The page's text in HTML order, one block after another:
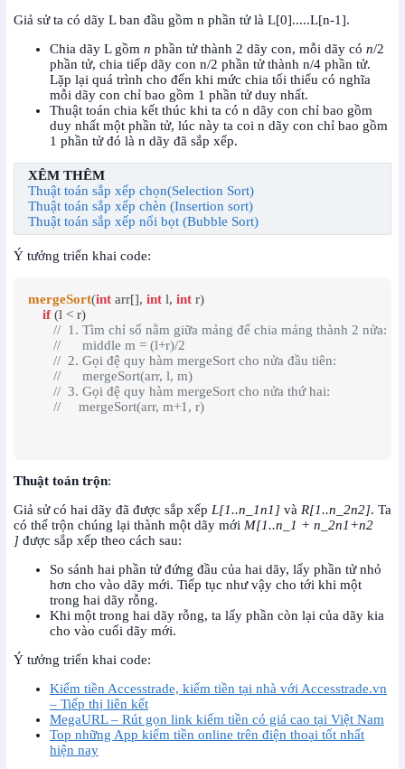
Giả sử ta có dãy L ban đầu gồm n phần tử là L[0].....L[n-1].
Chia dãy L gồm n phần tử thành 2 dãy con, mỗi dãy có n/2
phần tử, chia tiếp dãy con n/2 phần tử thành n/4 phần tử.
Lặp lại quá trình cho đến khi mức chia tối thiểu có nghĩa
mỗi dãy con chỉ bao gồm 1 phần tử duy nhất.
Thuật toán chia kết thúc khi ta có n dãy con chỉ bao gồm
duy nhất một phần tử, lúc này ta coi n dãy con chỉ bao gồm
1 phần tử đó là n dãy đã sắp xếp.
XÊM THÊM
Thuật toán sắp xếp chọn(Selection Sort)
Thuật toán sắp xếp chèn (Insertion sort)
Thuật toán sắp xếp nổi bọt (Bubble Sort)
Ý tưởng triển khai code:
mergeSort(int arr[], int l, int r)
if (l < r)
//  1. Tìm chỉ số nằm giữa mảng để chia mảng thành 2 nửa:
//      middle m = (l+r)/2
//  2. Gọi đệ quy hàm mergeSort cho nửa đầu tiên:
//      mergeSort(arr, l, m)
//  3. Gọi đệ quy hàm mergeSort cho nửa thứ hai:
//     mergeSort(arr, m+1, r)
Thuật toán trộn:
Giả sử có hai dãy đã được sắp xếp L[1..n_1n1​] và R[1..n_2n2​]. Ta
có thể trộn chúng lại thành một dãy mới M[1..n_1 + n_2n1​+n2​
] được sắp xếp theo cách sau:
So sánh hai phần tử đứng đầu của hai dãy, lấy phần tử nhỏ
hơn cho vào dãy mới. Tiếp tục như vậy cho tới khi một
trong hai dãy rỗng.
Khi một trong hai dãy rỗng, ta lấy phần còn lại của dãy kia
cho vào cuối dãy mới.
Ý tưởng triển khai code:
Kiếm tiền Accesstrade, kiếm tiền tại nhà với Accesstrade.vn
– Tiếp thị liên kết
MegaURL – Rút gọn link kiếm tiền có giá cao tại Việt Nam
Top những App kiếm tiền online trên điện thoại tốt nhất
hiện nay